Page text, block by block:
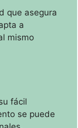
que asegura
a
mismo
fácil
se puede